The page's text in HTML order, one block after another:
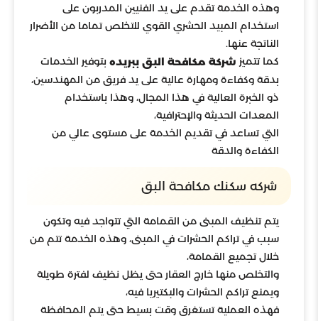
وهذه الخدمة تقدم على يد الفنيين المدربون على
استخدام المبيد الحشري القوي للتخلص تماما من الأضرار
الناتجة عنها.
كما تتميز شركة مكافحة البق ببريده بتوفير الخدمات
بدقة وكفاءة ومهارة عالية على يد فريق من المهندسين،
ذو الخبرة العالية في هذا المجال، وهذا باستخدام
المعدات الحديثة والإحترافية،
التي تساعد في تقديم الخدمة على مستوى عالي من
الكفاءة والدقة
شركه سكنك مكافحة البق
يتم تنظيف المبنى من القمامة التي تتواجد فيه وتكون
سبب في تراكم الحشرات في المبنى، وهذه الخدمة تتم من
خلال تجميع القمامة،
والتخلص منها خارج العقار حتى يظل نظيف لفترة طويلة
ويمنع تراكم الحشرات والبكتيريا فيه،
فهذه العملية تستغرق وقت بسيط حتى يتم المحافظة